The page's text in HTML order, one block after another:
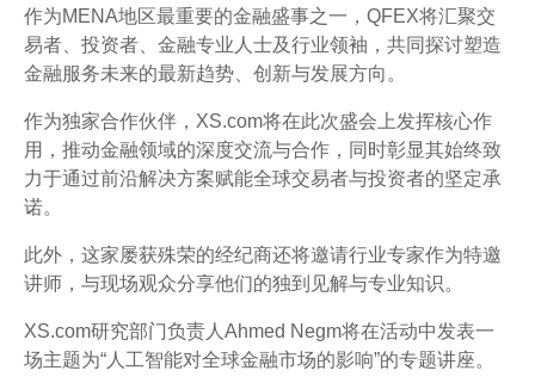
作为MENA地区最重要的金融盛事之一，QFEX将汇聚交
易者、投资者、金融专业人士及行业领袖，共同探讨塑造
金融服务未来的最新趋势、创新与发展方向。
作为独家合作伙伴，XS.com将在此次盛会上发挥核心作
用，推动金融领域的深度交流与合作，同时彰显其始终致
力于通过前沿解决方案赋能全球交易者与投资者的坚定承
诺。
此外，这家屡获殊荣的经纪商还将邀请行业专家作为特邀
讲师，与现场观众分享他们的独到见解与专业知识。
XS.com研究部门负责人Ahmed Negm将在活动中发表一
场主题为“人工智能对全球金融市场的影响”的专题讲座。